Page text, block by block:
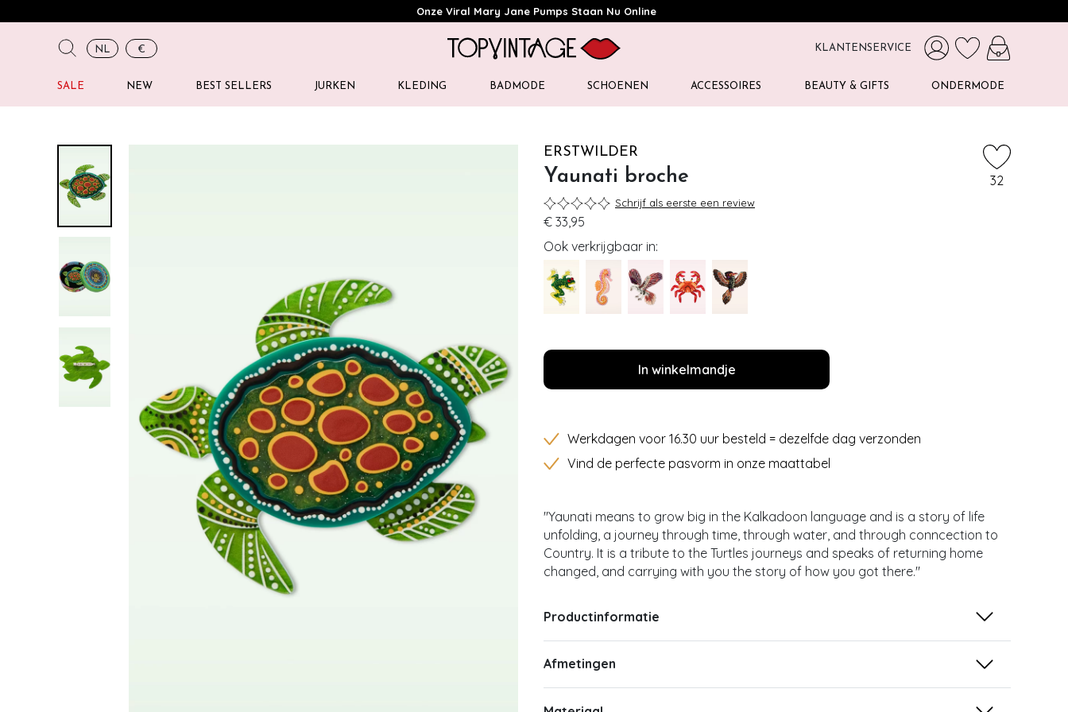
Onze Viral Mary Jane Pumps Staan Nu Online
NL € KLANTENSERVICE
SALE NEW BEST SELLERS JURKEN KLEDING BADMODE SCHOENEN ACCESSOIRES BEAUTY & GIFTS ONDERMODE
ERSTWILDER
Yaunati broche 32
Schrijf als eerste een review
€ 33,95
Ook verkrijgbaar in:
In winkelmandje
Werkdagen voor 16.30 uur besteld = dezelfde dag verzonden
Vind de perfecte pasvorm in onze maattabel
''Yaunati means to grow big in the Kalkadoon language and is a story of life
unfolding, a journey through time, through water, and through conncection to
Country. It is a tribute to the Turtles journeys and speaks of returning home
changed, and carrying with you the story of how you got there.''
Productinformatie
Afmetingen